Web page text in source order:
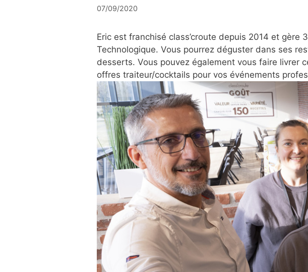
07/09/2020
Eric est franchisé class’croute depuis 2014 et
Technologique. Vous pourrez déguster dans ses
desserts. Vous pouvez également vous faire livrer
offres traiteur/cocktails pour vos événements